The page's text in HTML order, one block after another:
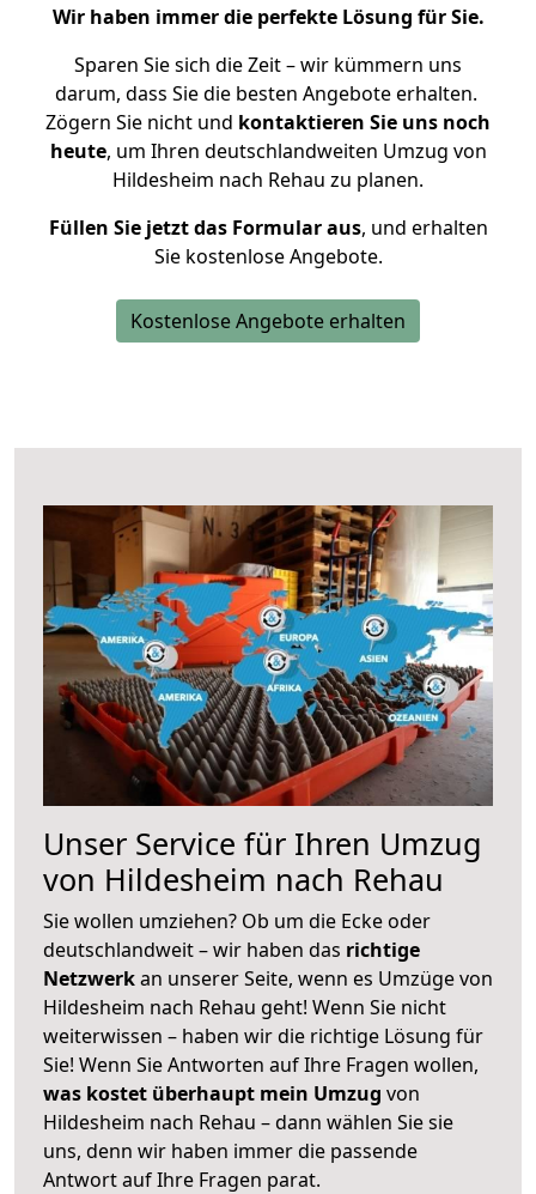
Wir haben immer die perfekte Lösung für Sie.
Sparen Sie sich die Zeit – wir kümmern uns
darum, dass Sie die besten Angebote erhalten.
Zögern Sie nicht und kontaktieren Sie uns noch
heute, um Ihren deutschlandweiten Umzug von
Hildesheim nach Rehau zu planen.
Füllen Sie jetzt das Formular aus, und erhalten
Sie kostenlose Angebote.
Kostenlose Angebote erhalten
Unser Service für Ihren Umzug
von Hildesheim nach Rehau
Sie wollen umziehen? Ob um die Ecke oder
deutschlandweit – wir haben das richtige
Netzwerkan unserer Seite, wenn es Umzüge von
Hildesheim nach Rehau geht! Wenn Sie nicht
weiterwissen – haben wir die richtige Lösung für
Sie! Wenn Sie Antworten auf Ihre Fragen wollen,
was kostet überhaupt mein Umzug von
Hildesheim nach Rehau – dann wählen Sie sie
uns, denn wir haben immer die passende
Antwort auf Ihre Fragen parat.